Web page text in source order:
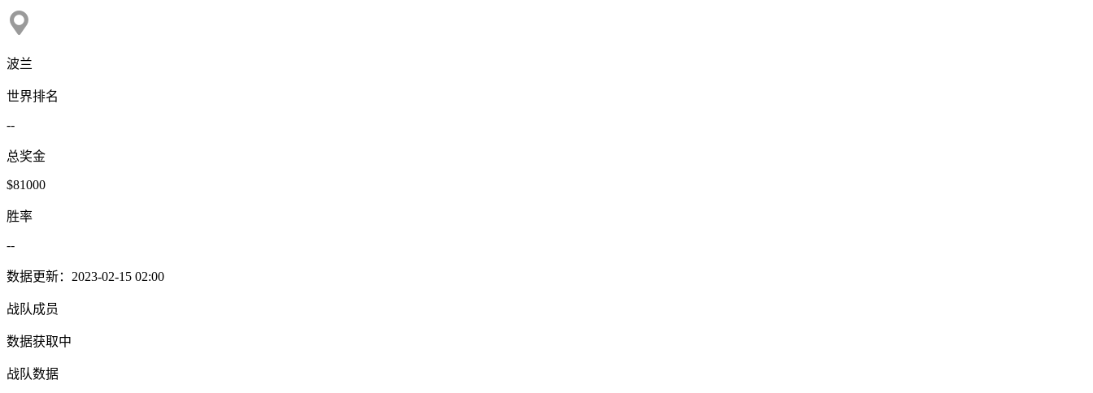
波兰
世界排名
--
总奖金
$81000
胜率
--
数据更新：2023-02-15 02:00
战队成员
数据获取中
战队数据